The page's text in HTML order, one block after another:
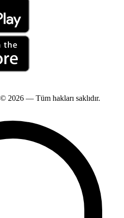
© 2026 — Tüm hakları saklıdır.